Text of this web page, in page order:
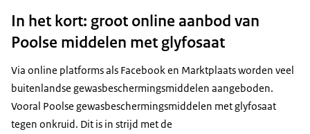
In het kort: groot online aanbod van
Poolse middelen met glyfosaat
Via online platforms als Facebook en Marktplaats worden veel
buitenlandse gewasbeschermingsmiddelen aangeboden.
Vooral Poolse gewasbeschermingsmiddelen met glyfosaat
tegen onkruid. Dit is in strijd met de